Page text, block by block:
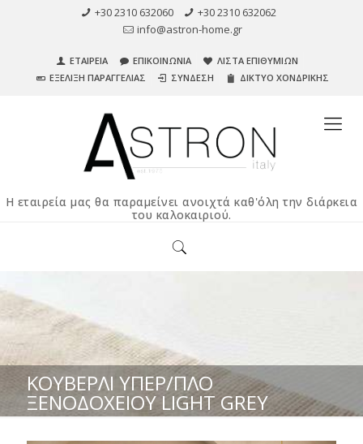
+30 2310 632060
+30 2310 632062
info@astron-home.gr
ΕΤΑΙΡΕΙΑ ΕΠΙΚΟΙΝΩΝΙΑ
ΛΙΣΤΑ ΕΠΙΘΥΜΙΩΝ
ΕΞΕΛΙΞΗ ΠΑΡΑΓΓΕΛΙΑΣ
ΣΥΝΔΕΣΗ ΔΙΚΤΥΟ ΧΟΝΔΡΙΚΗΣ
ΚΟΥΒΕΡΛΊ ΥΠΈΡ/ΠΛΟ
ΞΕΝΟΔΟΧΕΊΟΥ LIGHT GREY